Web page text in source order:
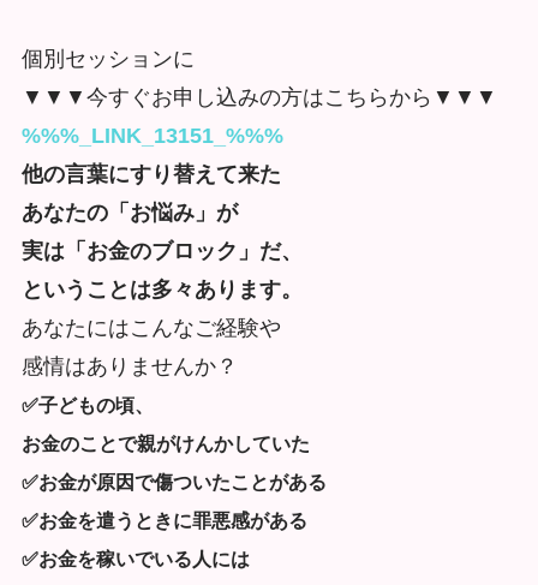
個別セッションに
▼▼▼今すぐお申し込みの方はこちらから▼▼▼
%%%_LINK_13151_%%%
他の言葉にすり替えて来た
あなたの「お悩み」が
実は「お金のブロック」だ、
ということは多々あります。
あなたにはこんなご経験や
感情はありませんか？
✅子どもの頃、
お金のことで親がけんかしていた
✅お金が原因で傷ついたことがある
✅お金を遣うときに罪悪感がある
✅お金を稼いでいる人には